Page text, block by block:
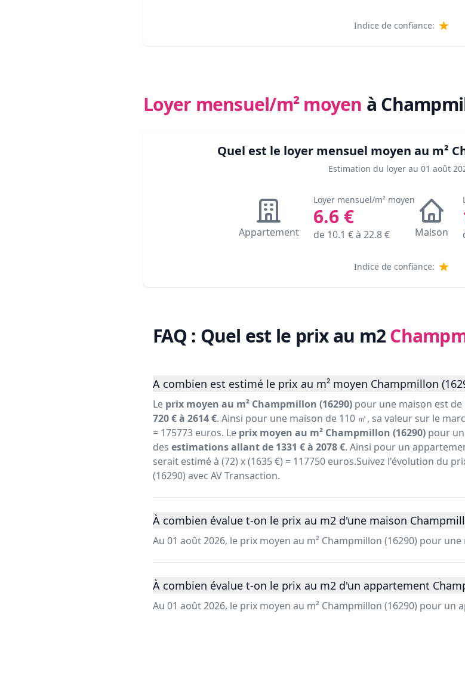
Indice de confiance:
Loyer mensuel/m² moyen à
Quel est le loyer mensuel moyen au m²
Estimation du loyer au 01 août
Appartement
Loyer mensuel/m² moyen
6.6€
de 10.1 € à 22.8€ Maison
Indice de confiance:
FAQ : Quel est le prix au m2
A combien est estimé le prix au m² moyen Champmillon
Le prix moyen au m² Champmillon (16290) pour une maison est de
720 € à 2614 €. Ainsi pour une maison de 110 ㎡, sa valeur sur le
= 175773 euros. Le prix moyen au m² Champmillon (16290) pour
des estimations allant de 1331 € à 2078 €. Ainsi pour un
serait estimé à (72) x (1635 €) = 117750 euros.Suivez l'évolution du
(16290) avec AV Transaction.
À combien évalue t-on le prix au m2 d'une maison
Au 01 août 2026, le prix moyen au m² Champmillon (16290) pour une
À combien évalue t-on le prix au m2 d'un appartement
Au 01 août 2026, le prix moyen au m² Champmillon (16290) pour un